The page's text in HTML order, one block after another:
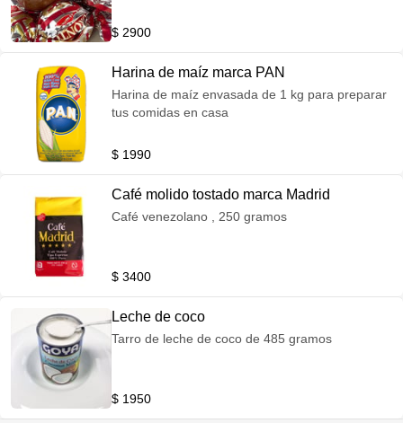
$ 2900
Harina de maíz marca PAN
Harina de maíz envasada de 1 kg para preparar
tus comidas en casa
$ 1990
Café molido tostado marca Madrid
Café venezolano , 250 gramos
$ 3400
Leche de coco
Tarro de leche de coco de 485 gramos
$ 1950